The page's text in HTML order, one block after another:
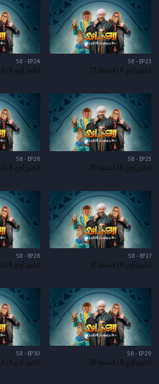
S8 - EP23
الكبير أوي 8 | الحلقة 23
S8 - EP24
الكبير أوي 8 | الحلقة 24
S8 - EP25
الكبير أوي 8 | الحلقة 25
S8 - EP26
الكبير أوي 8 | الحلقة 26
S8 - EP27
الكبير أوي 8 | الحلقة 27
S8 - EP28
الكبير أوي 8 | الحلقة 28
S8 - EP29
الكبير أوي 8 | الحلقة 29
S8 - EP30
الكبير أوي 8 | الحلقة 30